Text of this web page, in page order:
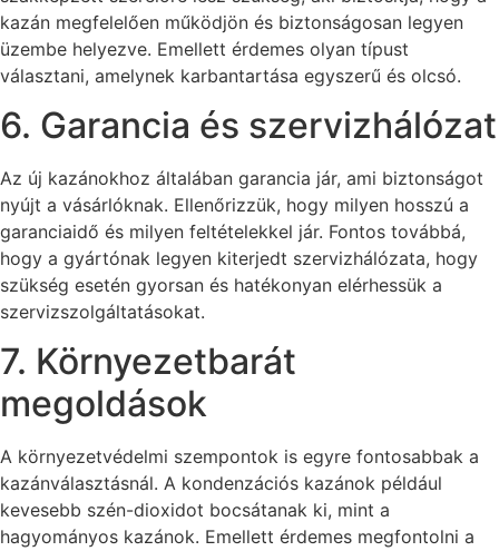
kazán megfelelően működjön és biztonságosan legyen
üzembe helyezve. Emellett érdemes olyan típust
választani, amelynek karbantartása egyszerű és olcsó.
6. Garancia és szervizhálózat
Az új kazánokhoz általában garancia jár, ami biztonságot
nyújt a vásárlóknak. Ellenőrizzük, hogy milyen hosszú a
garanciaidő és milyen feltételekkel jár. Fontos továbbá,
hogy a gyártónak legyen kiterjedt szervizhálózata, hogy
szükség esetén gyorsan és hatékonyan elérhessük a
szervizszolgáltatásokat.
7. Környezetbarát
megoldások
A környezetvédelmi szempontok is egyre fontosabbak a
kazánválasztásnál. A kondenzációs kazánok például
kevesebb szén-dioxidot bocsátanak ki, mint a
hagyományos kazánok. Emellett érdemes megfontolni a